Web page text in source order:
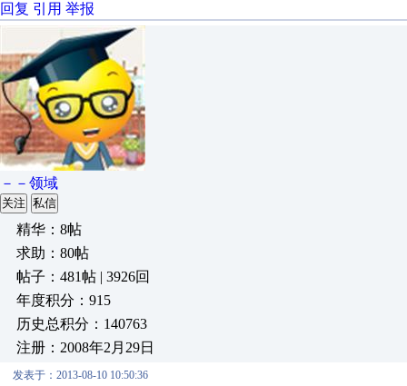
回复 引用 举报
－－领域
关注 私信
精华：8帖
求助：80帖
帖子：481帖 | 3926回
年度积分：915
历史总积分：140763
注册：2008年2月29日
发表于：2013-08-10 10:50:36